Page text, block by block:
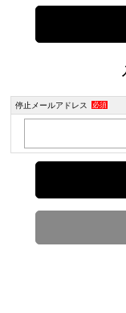
停止メールアドレス 必須